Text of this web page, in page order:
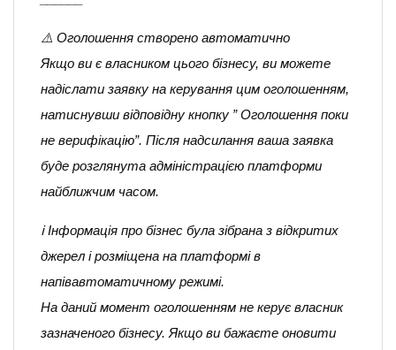
⚠️ Оголошення створено автоматично
Якщо ви є власником цього бізнесу, ви можете
надіслати заявку на керування цим оголошенням,
натиснувши відповідну кнопку ” Оголошення поки
не верифікацію”. Після надсилання ваша заявка
буде розглянута адміністрацією платформи
найближчим часом.
ℹ️ Інформація про бізнес була зібрана з відкритих
джерел і розміщена на платформі в
напівавтоматичному режимі.
На даний момент оголошенням не керує власник
зазначеного бізнесу. Якщо ви бажаєте оновити